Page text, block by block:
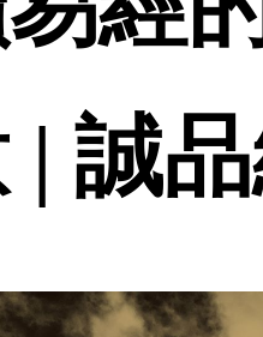
| 誠